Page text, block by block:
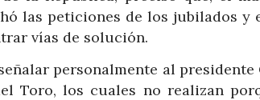
las peticiones de los jubilados y
vías de solución.
personalmente al presidente
Toro, los cuales no realizan